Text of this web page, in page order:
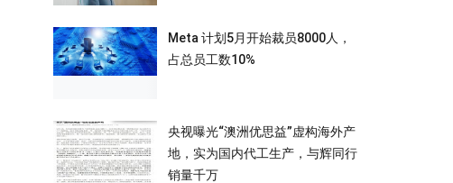
Meta 计划5月开始裁员8000人，
占总员工数10%
央视曝光“澳洲优思益”虚构海外产
地，实为国内代工生产，与辉同行
销量千万